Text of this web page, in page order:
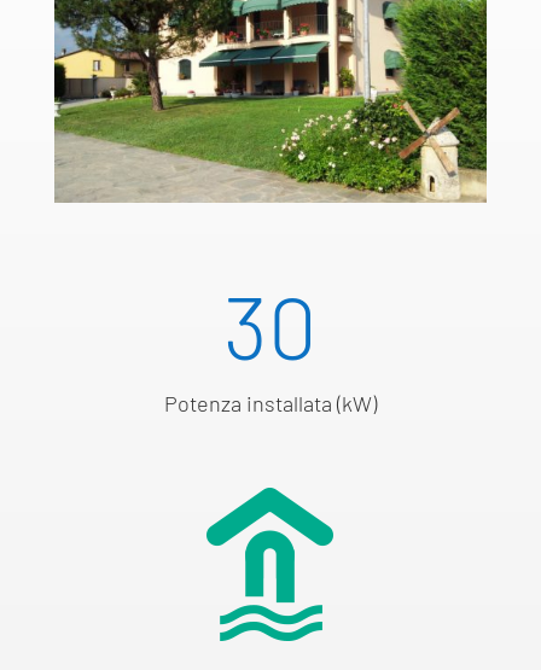
30
Potenza installata (kW)